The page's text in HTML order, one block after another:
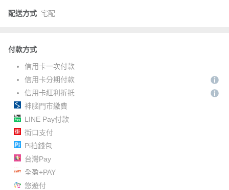
配送方式 宅配
付款方式
信用卡一次付款
信用卡分期付款
信用卡紅利折抵
神腦門市繳費
LINE Pay付款
街口支付
Pi拍錢包
台灣Pay
全盈+PAY
悠遊付